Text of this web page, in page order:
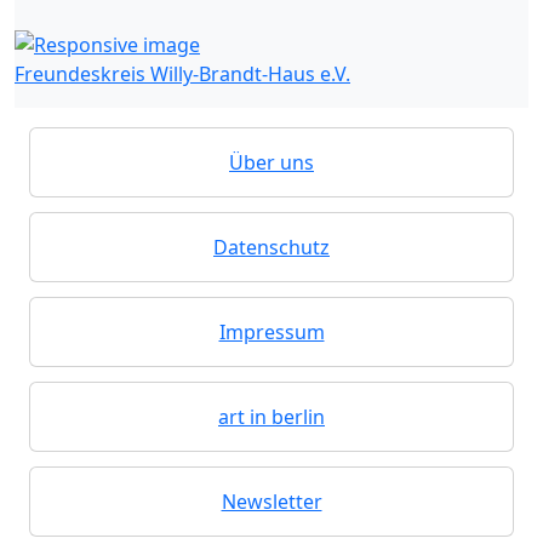
Freundeskreis Willy-Brandt-Haus e.V.
Über uns
Datenschutz
Impressum
art in berlin
Newsletter